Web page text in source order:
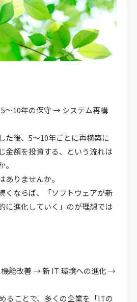
～10年の保守 → システム再構
た後、5～10年ごとに再構築に
金額を投資する、という流れは
ありませんか。
くならば、「ソフトウェアが新
に進化していく」のが理想では
能改善 → 新 IT 環境への進化 →
ることで、多くの企業を「ITの